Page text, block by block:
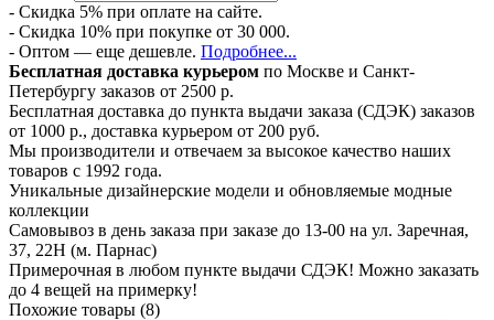
- Скидка 5% при оплате на сайте.
- Скидка 10% при покупке от 30 000.
- Оптом — еще дешевле. Подробнее...
Бесплатная доставка курьером по Москве и Санкт-
Петербургу заказов от 2500 р.
Бесплатная доставка до пункта выдачи заказа (СДЭК) заказов
от 1000 р., доставка курьером от 200 руб.
Мы производители и отвечаем за высокое качество наших
товаров с 1992 года.
Уникальные дизайнерские модели и обновляемые модные
коллекции
Самовывоз в день заказа при заказе до 13-00 на ул. Заречная,
37, 22Н (м. Парнас)
Примерочная в любом пункте выдачи СДЭК! Можно заказать
до 4 вещей на примерку!
Похожие товары (8)